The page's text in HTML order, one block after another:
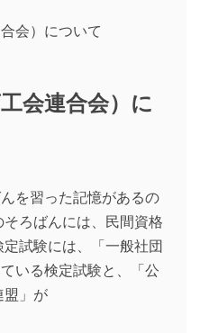
会連合会）に
を習った記憶があるの
ろばんには、民間資格
試験には、「一般社団
いる検定試験と、「公
盟」が